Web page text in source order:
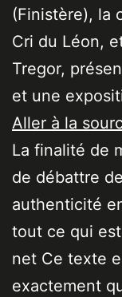
(Finistère), la
Cri du Léon,
Tregor,
et une
Aller à la
La finalité de
de débattre
authenticité
tout ce qui
net Ce texte
exactement